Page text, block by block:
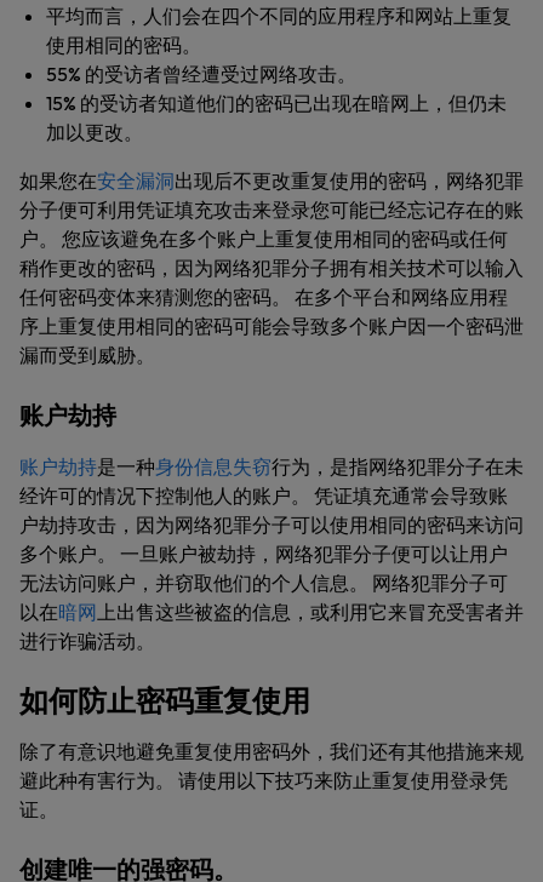
平均而言，人们会在四个不同的应用程序和网站上重复
使用相同的密码。
55% 的受访者曾经遭受过网络攻击。
15% 的受访者知道他们的密码已出现在暗网上，但仍未
加以更改。
如果您在安全漏洞出现后不更改重复使用的密码，网络犯罪
分子便可利用凭证填充攻击来登录您可能已经忘记存在的账
户。 您应该避免在多个账户上重复使用相同的密码或任何
稍作更改的密码，因为网络犯罪分子拥有相关技术可以输入
任何密码变体来猜测您的密码。 在多个平台和网络应用程
序上重复使用相同的密码可能会导致多个账户因一个密码泄
漏而受到威胁。
账户劫持
账户劫持是一种身份信息失窃行为，是指网络犯罪分子在未
经许可的情况下控制他人的账户。 凭证填充通常会导致账
户劫持攻击，因为网络犯罪分子可以使用相同的密码来访问
多个账户。 一旦账户被劫持，网络犯罪分子便可以让用户
无法访问账户，并窃取他们的个人信息。 网络犯罪分子可
以在暗网上出售这些被盗的信息，或利用它来冒充受害者并
进行诈骗活动。
如何防止密码重复使用
除了有意识地避免重复使用密码外，我们还有其他措施来规
避此种有害行为。 请使用以下技巧来防止重复使用登录凭
证。
创建唯一的强密码。